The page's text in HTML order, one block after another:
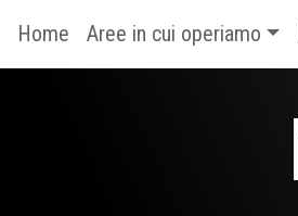
Home Aree in cui operiamo